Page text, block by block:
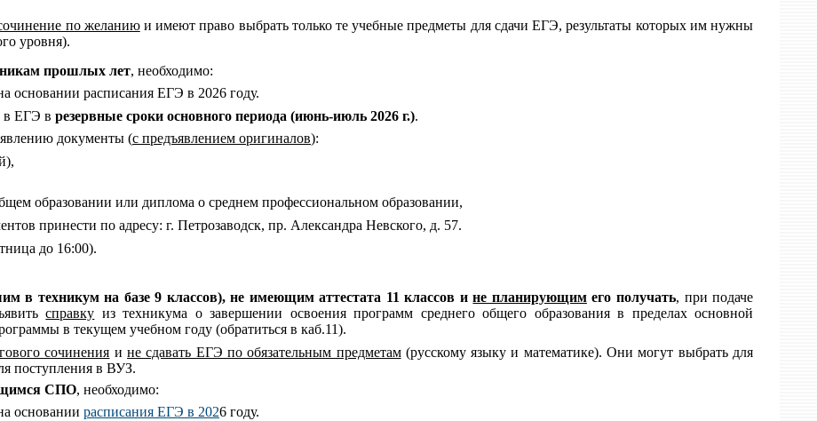
по желаниюи имеют право выбрать только те учебные предметы для сдачи ЕГЭ, результаты которых им нужны
уровня).
прошлых лет, необходимо:
основании расписания ЕГЭ в 2026 году.
в ЕГЭ в резервные сроки основного периода (июнь-июль 2026 г.).
документы (с предъявлением оригиналов):
образовании или диплома о среднем профессиональном образовании,
принести по адресу: г. Петрозаводск, пр. Александра Невского, д. 57.
до 16:00).
в техникумна базе9 классов), не имеющим аттестата 11 классов ине планирующимего получать, при подаче
справку из техникума о завершении освоения программ среднего общего образования в пределах основной
в текущем учебном году (обратиться в каб.11).
сочинения ине сдавать ЕГЭ по обязательным предметам(русскому языку и математике). Они могут выбрать для
поступления в ВУЗ.
СПО, необходимо:
основании расписания ЕГЭ в 2026 году.